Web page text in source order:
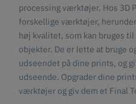
processing værktøjer. Hos 3D
forskellige værktøjer,
høj kvalitet, som kan bruges
objekter. De er lette at bruge
udseendet på dine prints, og
udseende. Opgrader dine
værktøjer og giv dem et Final